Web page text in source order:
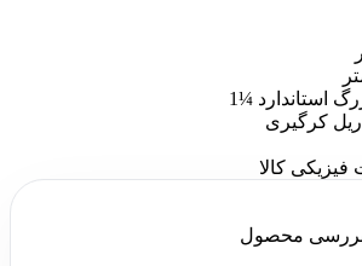
استاندارد ¼1
کرگیری
کالا
محصول